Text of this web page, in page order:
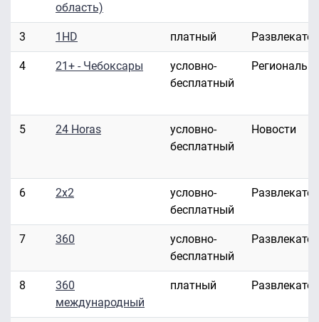
область)
3 1HD платный
4 21+ - Чебоксары
условно-
бесплатный
5 24 Horas
условно-
бесплатный
Новости
6 2x2
условно-
бесплатный
7 360
условно-
бесплатный
8
360
международный
платный